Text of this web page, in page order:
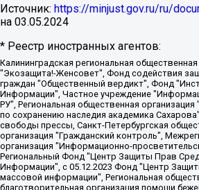
Источник: https://minjust.gov.ru/ru/
на 03.05.2024
* Реестр иностранных агентов:
Калининградская региональная общественная организация "Экозащита!-Женсовет", Фонд содействия защите прав и свобод граждан "Общественный вердикт", Фонд "Институт Развития Свободы Информации", Частное учреждение "Информационное агентство МЕМО. РУ", Региональная общественная организация "Общественная комиссия по сохранению наследия академика Сахарова", Фонд поддержки свободы прессы, Санкт-Петербургская общественная правозащитная организация "Гражданский контроль", Межрегиональная общественная организация "Информационно-просветительский центр "Мемориал", Региональный Фонд "Центр Защиты Прав Средств Массовой Информации", с 05.12.2023 Фонд "Центр Защиты Прав Средств массовой информации", Региональная общественная благотворительная организация помощи беженцам и мигрантам "Гражданское содействие", Негосударственное образовательное учреждение дополнительного профессионального образования (повышение квалификации) специалистов "АКАДЕМИЯ ПО ПРАВАМ ЧЕЛОВЕКА", Свердловская региональная общественная организация "Сутяжник", Автономная некоммерческая организация "Центр независимых социологических исследований", Союз общественных объединений "Российский исследовательский центр по правам человека", Региональное общественное учреждение научно-информационный центр "МЕМОРИАЛ", Некоммерческая организация "Фонд защиты гласности", Автономная некоммерческая организация "Институт прав человека", Городская общественная организация "Екатеринбургское общество "МЕМОРИАЛ", Городская общественная организация "Рязанское историко-просветительское и правозащитное общество "Мемориал" (Рязанский Мемориал), Челябинский региональный орган общественной самодеятельности – женское общественное объединение "Женщины Евразии", Челябинский региональный орган общественной самодеятельности "Уральская правозащитная группа", Фонд содействия защите здоровья и социальной справедливости имени Андрея Рылькова, Автономная Некоммерческая Организация "Аналитический Центр Юрия Левады", Автономная некоммерческая организация социальной поддержки населения "Проект Апрель", Региональная общественная организация помощи женщинам и детям, находящимся в кризисной ситуации "Информационно-методический центр "Анна", Фонд содействия развитию массовых коммуникаций и правовому просвещению "Так-так-Так", Фонд содействия устойчивому развитию "Серебряная тайга", Свердловский региональный общественный фонд социальных проектов "Новое время", "Idel.Реалии", Кавказ.Реалии, Крым.Реалии, Телеканал Настоящее Время, Татаро-башкирская служба Радио Свобода (Azatliq Radiosi), Радио Свободная Европа/Радио Свобода (PCE/PC), "Сибирь.Реалии", "Фактограф", Благотворительный фонд помощи осужденным и их семьям, Автономная некоммерческая организация "Институт глобализации и социальных движений", Фонд "В защиту прав заключенных", Частное учреждение "Центр поддержки и содействия развитию средств массовой информации", Пензенский региональный общественный благотворительный фонд "Гражданский союз", "Север.Реалии", Некоммерческая организация Фонд "Правовая инициатива", Общество с ограниченной ответственностью "Радио Свободная Европа/Радио Свобода", Чешское информационное агентство "MEDIUM-ORIENT", Красноярская региональная общественная организация "Мы против СПИДа", Камалягин Денис Николаевич, Маркелов Сергей Евгеньевич, Пономарев Лев Александрович, Савицкая Людмила Алексеевна, Автономная некоммерческая организация "Центр по работе с проблемой насилия "НАСИЛИЮ.НЕТ", Межрегиональный профессиональный союз работников здравоохранения "Альянс врачей", Юридическое лицо, зарегистрированное в Латвийской Республике, SIA "Medusa Project" (регистрационный номер 40103797863, дата регистрации 10.06.2014), Некоммерческая организация "Фонд по борьбе с коррупцией", Автономная некоммерческая организация "Институт права и публичной политики", Баданин Роман Сергеевич, Гликин Максим Александрович, Железнова Мария Михайловна, Лукьянова Юлия Сергеевна, Маетная Елизавета Витальевна, Маняхин Петр Борисович, Чуракова Ольга Владимировна, Ярош Юлия Петровна, Юридическое лицо "The Insider SIA", зарегистрированное в Риге, Латвийская Республика (дата регистрации 26.06.2015), являющееся администратором доменного имени интернет-издания "The Insider SIA", https://theins.ru, Постернак Алексей Евгеньевич, Рубин Михаил Аркадьевич, Анин Роман Александрович, Юридическое лицо Istories fonds, зарегистрированное в Латвийской Республике (регистрационный номер 50008295751, дата регистрации 24.02.2020), Великовский Дмитрий Александрович, Долинина Ирина Николаевна, Мароховская Алеся Алексеевна, Шлейнов Роман Юрьевич, Шмагун Олеся Валентиновна, Общество с ограниченной ответственностью "Альтаир 2021", Общество с ограниченной ответственностью "Вега 2021", Общество с ограниченной ответственностью "Главный редактор 2021", Общество с ограниченной ответственностью "Ромашки монолит", Важенков Артем Валерьевич, Ивановская областная общественная организация "Центр гендерных исследований", Гурман Юрий Альбертович, Медиапроект "ОВД-Инфо", Егоров Владимир Владимирович, Жилинский Владимир Александрович, Общество с ограниченной ответственностью "ЗП", Иванова София Юрьевна, Карезина Инна Павловна, Кильтау Екатерина Викторовна, Петров Алексей Викторович, Пискунов Сергей Евгеньевич, Смирнов Сергей Сергеевич, Тихонов Михаил Сергеевич, Общество с ограниченной ответственностью "ЖУРНАЛИСТ-ИНОСТРАННЫЙ АГЕНТ", Арапова Галина Юрьевна, Вольтская Татьяна Анатольевна, Американская компания "Mason G.E.S. Anonymous Foundation" (США), являющаяся владельцем интернет-издания https://mnews.world/, Компания "Stichting Bellingcat", зарегистрированная в Нидерландах (дата регистрации 11.07.2018), Захаров Андрей Вячеславович, Клепиковская Екатерина Дмитриевна, Общество с ограниченной ответственностью "МЕМО", Перл Роман Александрович, Симонов Евгений Алексеевич, Соловьева Елена Анатольевна, Сотников Даниил Владимирович, Сурначева Елизавета Дмитриевна, Автономная некоммерческая организация по защите прав человека и информированию населения "Якутия – Наше Мнение", Общество с ограниченной ответственностью "Москоу диджитал медиа", с 26.01.2023 Общество с ограниченной ответственностью "Чайка Белые сады", Ветошкина Валерия Валерьевна, Заговора Максим Александрович, Межрегиональное общественное движение "Российская ЛГБТ - сеть", Оленичев Максим Владимирович, Павлов Иван Юрьевич, Скворцова Елена Сергеевна, Общество с ограниченной ответственностью "Как бы инагент", Кочетков Игорь Викторович, Общество с ограниченной ответственностью "Честные выборы", Еланчик Олег Александрович, Общество с ограниченной ответственностью "Нобелевский призыв", Гималова Регина Эмилевна, Григорьев Андрей Валерьевич, Григорьева Алина Александровна, Ассоциация по содействию защите прав призывников, альтернативнослужащих и военнослужащих "Правозащитная группа "Гражданин.Армия.Право", Хисамова Регина Фаритовна, Автономная некоммерческая организация по реализации социально-правовых программ "Лилит", Дальневосточное общественное движение "Маяк", Санкт-Петербургская ЛГБТ-инициативная группа "Выход", Инициативная группа ЛГБТ+ "Реверс", Алексеев Андрей Викторович, Бекбулатова Таисия Львовна, Беляев Иван Михайлович, Владыкина Елена Сергеевна, Гельман Марат Александрович, Никульшина Вероника Юрьевна, Толоконникова Надежда Андреевна, Шендерович Виктор Анатольевич, Общество с ограниченной ответственностью "Данное сообщение", Общество с ограниченной ответственностью Издательский дом "Новая глава", Айнбиндер Александра Александровна, Московский комьюнити-центр для ЛГБТ+инициатив, Благотворительный фонд развития филантропии, Deutsche Welle (Германия, Kurt-Schumacher-Strasse 3, 53113 Bonn), Борзунова Мария Михайловна, Воробьев Виктор Викторович, Голубева Анна Львовна, Константинова Алла Михайловна, Малкова Ирина Владимировна, Мурадов Мурад Абдулгалимович, Осетинская